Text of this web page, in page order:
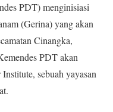
PDT) menginisiasi
(Gerina) yang akan
Cinangka,
PDT akan
sebuah yayasan